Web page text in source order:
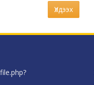
Үлдээх